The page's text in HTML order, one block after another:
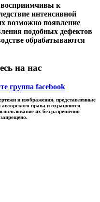
восприимчивы к
интенсивной
возможно появление
подобных дефектов
обрабатываются
на нас
группа facebook
и изображения, представленные
права и охраняются
их без разрешения